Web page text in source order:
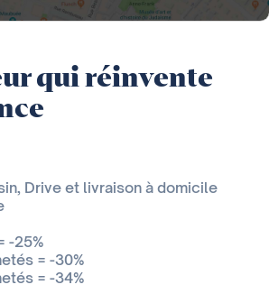
qui réinvente
Drive et livraison à domicile
-25%
= -30%
= -34%